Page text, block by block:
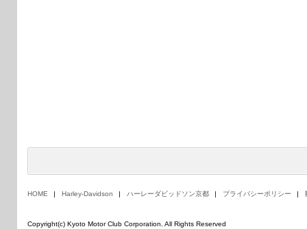
HOME Harley-Davidson ハーレーダビッドソン京都 プライバシーポリシー
Copyright(c) Kyoto Motor Club Corporation. All Rights Reserved